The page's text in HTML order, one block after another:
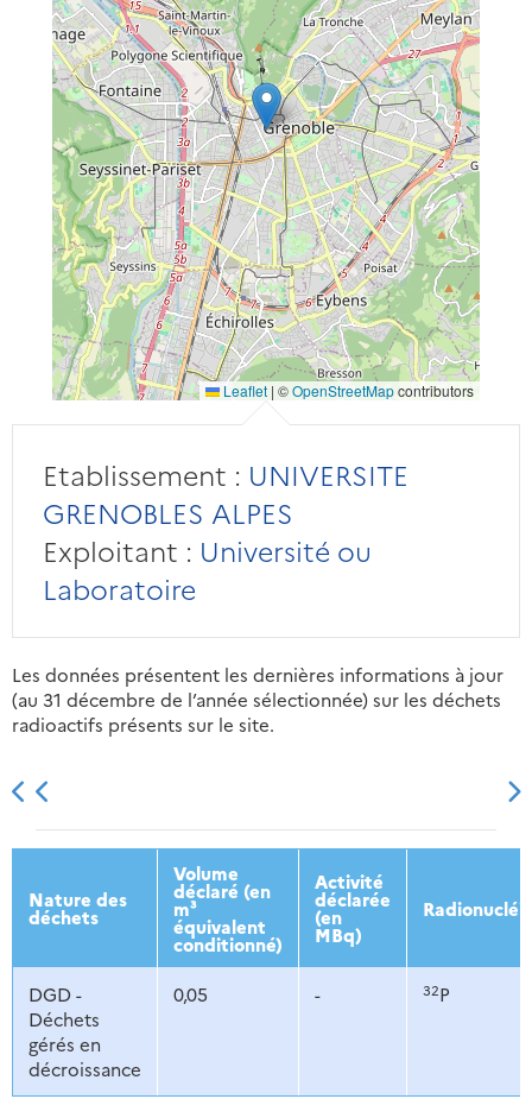
Leaflet | ©OpenStreetMapcontributors
Etablissement : UNIVERSITE
GRENOBLES ALPES
Exploitant : Université ou
Laboratoire
Les données présentent les dernières informations à jour
(au 31 décembre de l’année sélectionnée) sur les déchets
radioactifs présents sur le site.
2013 2014 2015 2016
Nature des
déchets
Volume
déclaré (en
m³
équivalent
conditionné)
Activité
déclarée
(en
MBq)
DGD -
Déchets
gérés en
décroissance
0,05 - 32P